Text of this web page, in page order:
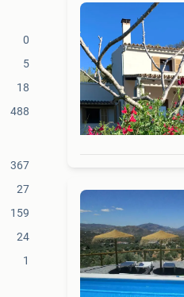
0
5
18
488
367
27
159
24
1